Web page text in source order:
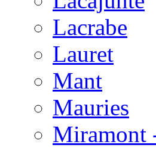
Lacrabe
Lauret
Mant
Mauries
Miramont